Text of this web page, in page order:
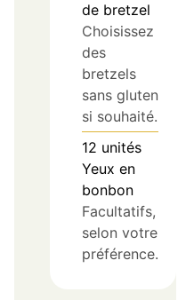
de bretzel
Choisissez
des
bretzels
sans gluten
si souhaité.
12 unités
Yeux en
bonbon
Facultatifs,
selon votre
préférence.